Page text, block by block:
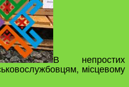
В непростих
місцевому